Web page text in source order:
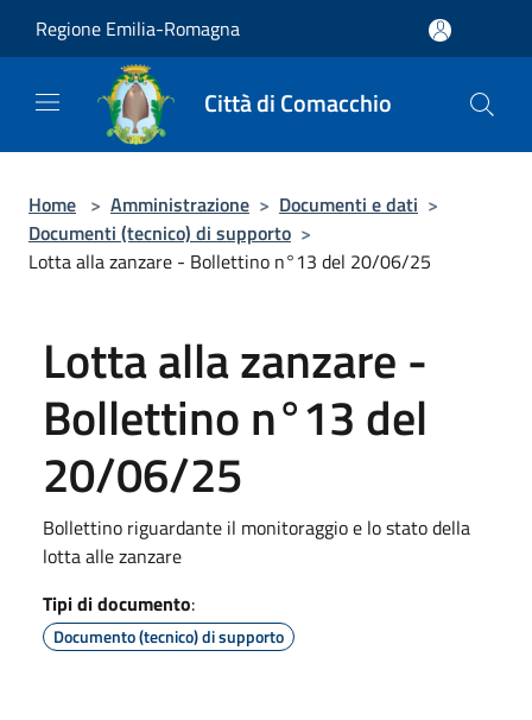
Regione Emilia-Romagna
Città di Comacchio
Home > Amministrazione > Documenti e dati >
Documenti (tecnico) di supporto >
Lotta alla zanzare - Bollettino n°13 del 20/06/25
Lotta alla zanzare -
Bollettino n°13 del
20/06/25
Bollettino riguardante il monitoraggio e lo stato della
lotta alle zanzare
Tipi di documento:
Documento (tecnico) di supporto